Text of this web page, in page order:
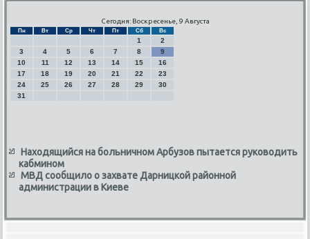
Сегодня: Воскресенье, 9 Августа
Пн Вт Ср Чт Пт Сб Вс
1
2
3
4 5 6 7 8
9
10
11 12 13 14 15
16
17
18 19 20 21 22
23
24
25 26 27 28 29
30
31
Находящийся на больничном Арбузов пытается руководить
кабмином
МВД сообщило о захвате Дарницкой районной
администрации в Киеве